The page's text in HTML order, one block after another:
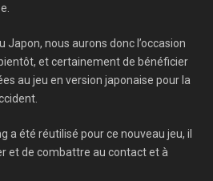
Japon, nous aurons donc l’occasion
et certainement de bénéficier
au jeu en version japonaise pour la
a été réutilisé pour ce nouveau jeu, il
et de combattre au contact et à